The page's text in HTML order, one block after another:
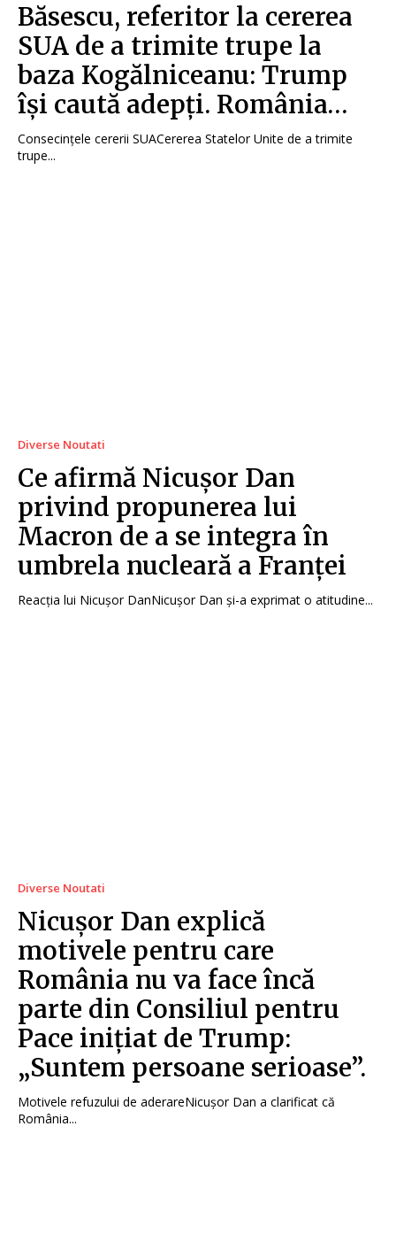
Băsescu, referitor la cererea
SUA de a trimite trupe la
baza Kogălniceanu: Trump
își caută adepți. România…
Consecințele cererii SUACererea Statelor Unite de a trimite
trupe...
Diverse Noutati
Ce afirmă Nicușor Dan
privind propunerea lui
Macron de a se integra în
umbrela nucleară a Franței
Reacția lui Nicușor DanNicușor Dan și-a exprimat o atitudine...
Diverse Noutati
Nicușor Dan explică
motivele pentru care
România nu va face încă
parte din Consiliul pentru
Pace inițiat de Trump:
„Suntem persoane serioase”.
Motivele refuzului de aderareNicușor Dan a clarificat că
România...